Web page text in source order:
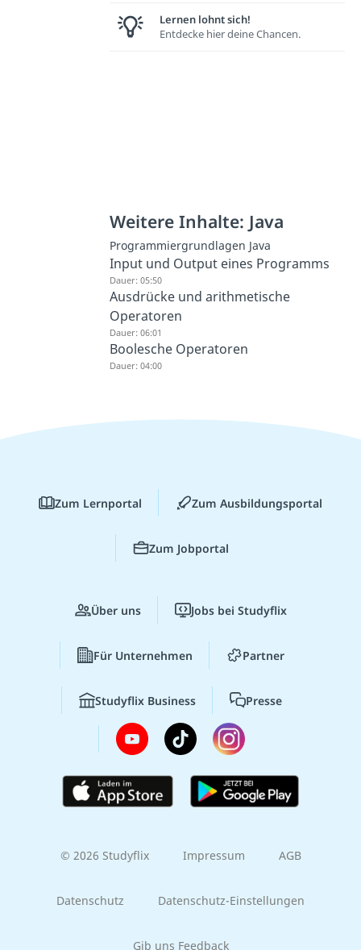
Lernen lohnt sich!
Entdecke hier deine Chancen.
Weitere Inhalte: Java
Programmiergrundlagen Java
Input und Output eines Programms
Dauer: 05:50
Ausdrücke und arithmetische
Operatoren
Dauer: 06:01
Boolesche Operatoren
Dauer: 04:00
Zum Lernportal Zum Ausbildungsportal
Zum Jobportal
Über uns Jobs bei Studyflix
Für Unternehmen Partner
Studyflix Business Presse
© 2026 Studyflix Impressum AGB
Datenschutz Datenschutz-Einstellungen
Gib uns Feedback